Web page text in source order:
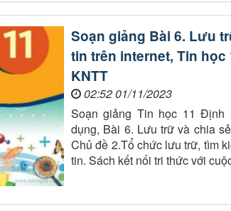
Soạn giảng Bài 6. Lưu
tin trên internet, Tin
KNTT
02:52 01/11/2023
Soạn giảng Tin học 11 Định
dụng, Bài 6. Lưu trữ và chia
Chủ đề 2.Tổ chức lưu trữ, tìm
tin. Sách kết nối tri thức với